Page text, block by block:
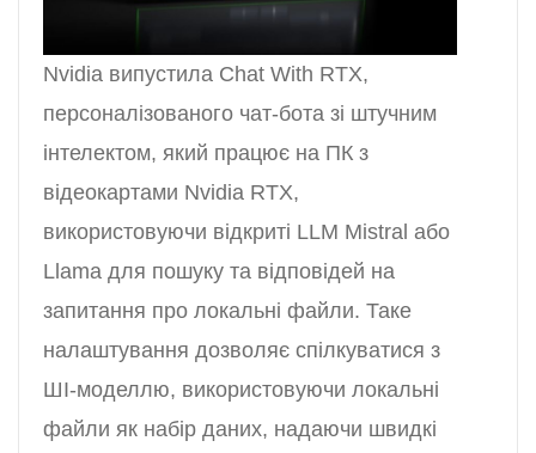
Nvidia випустила Chat With RTX,
персоналізованого чат-бота зі штучним
інтелектом, який працює на ПК з
відеокартами Nvidia RTX,
використовуючи відкриті LLM Mistral або
Llama для пошуку та відповідей на
запитання про локальні файли. Таке
налаштування дозволяє спілкуватися з
ШІ-моделлю, використовуючи локальні
файли як набір даних, надаючи швидкі